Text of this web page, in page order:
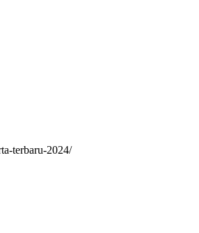
terbaru-2024/